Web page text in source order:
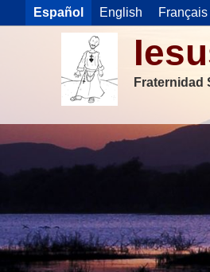
Español English Français
Fraternidad